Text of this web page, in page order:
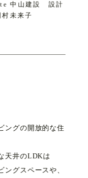
中山建設 設計
未来子
ングの開放的な住
天井のLDKは
ングスペースや、